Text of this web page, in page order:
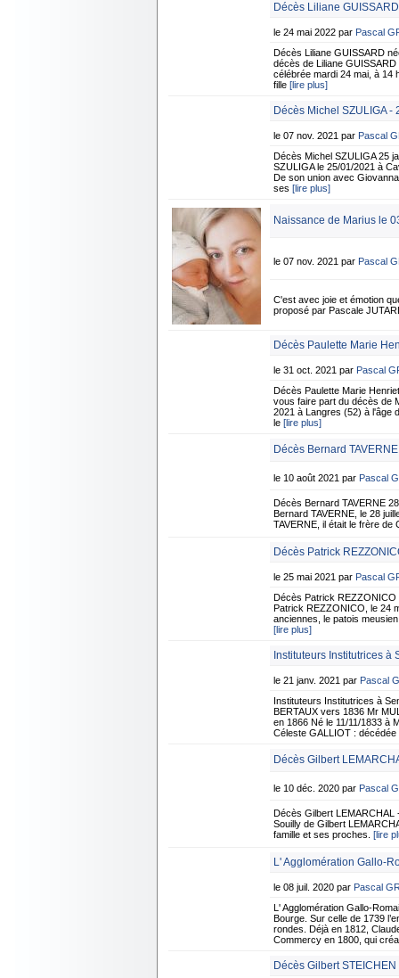
Décès Liliane
le 24 mai 2022 par Pascal
Décès Liliane GUISSARD
décès de Liliane
célébrée mardi 24 mai, à 14
fille [lire plus]
Décès Michel SZULIGA -
le 07 nov. 2021 par Pascal
Décès Michel SZULIGA 25
SZULIGA le 25/01/2021 à
De son union avec
ses [lire plus]
Naissance de Marius le
le 07 nov. 2021 par Pascal
C'est avec joie et émotion
proposé par Pascale
Décès Paulette Marie
le 31 oct. 2021 par Pascal
Décès Paulette Marie
vous faire part du décès de
2021 à Langres (52) à l'âge
le [lire plus]
Décès Bernard
le 10 août 2021 par Pascal
Décès Bernard TAVERNE
Bernard TAVERNE, le 28
TAVERNE, il était le frère
Décès Patrick
le 25 mai 2021 par Pascal
Décès Patrick REZZONICO
Patrick REZZONICO, le 24
anciennes, le patois
[lire plus]
Instituteurs Institutrices à
le 21 janv. 2021 par Pascal
Instituteurs Institutrices à
BERTAUX vers 1836 Mr
en 1866 Né le 11/11/1833 à
Céleste GALLIOT :
Décès Gilbert
le 10 déc. 2020 par Pascal
Décès Gilbert
Souilly de Gilbert
famille et ses proches. [lire
L' Agglomération Gallo-
le 08 juil. 2020 par Pascal
L' Agglomération Gallo-
Bourge. Sur celle de 1739
rondes. Déjà en 1812,
Commercy en 1800, qui
Décès Gilbert